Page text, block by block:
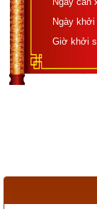
Ngày
Giờ khởi